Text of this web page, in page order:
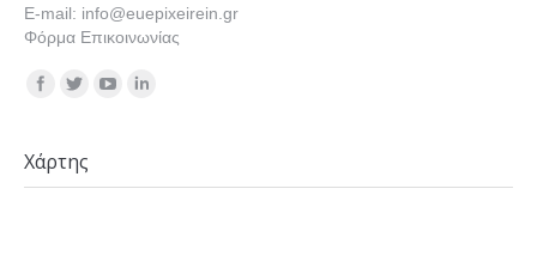
E-mail: info@euepixeirein.gr
Φόρμα Επικοινωνίας
Find us on:
Χάρτης